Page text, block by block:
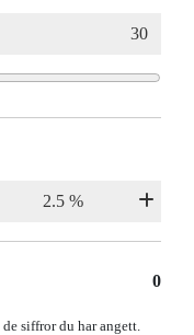
0
de siffror du har angett.